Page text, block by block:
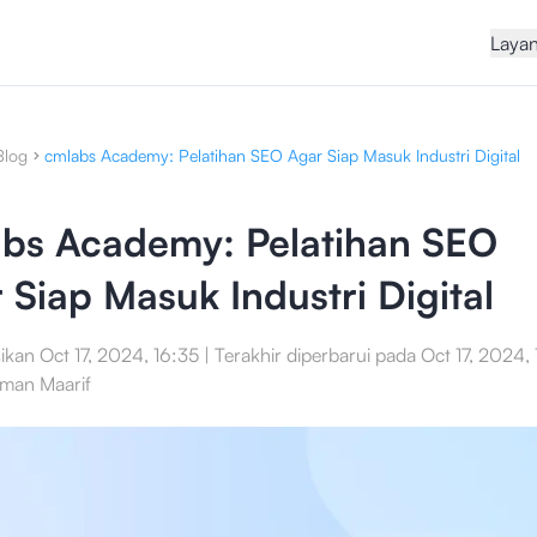
cmlabs Academy: Pelatihan SEO Agar Siap Masuk Industri Digital
Academy: Pelatihan SEO
Siap Masuk Industri Digital
Oct 17, 2024, 16:35| Terakhir diperbarui pada Oct 17, 2024,
Maarif